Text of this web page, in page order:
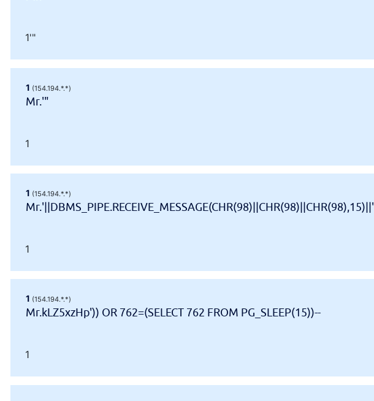
1'"
1 (154.194.*.*)
Mr.'"
1
1 (154.194.*.*)
Mr.'||DBMS_PIPE.RECEIVE_MESSAGE(CHR(98)||CHR(98)||CHR(98),15)||'
1
1 (154.194.*.*)
Mr.kLZ5xzHp')) OR 762=(SELECT 762 FROM PG_SLEEP(15))--
1